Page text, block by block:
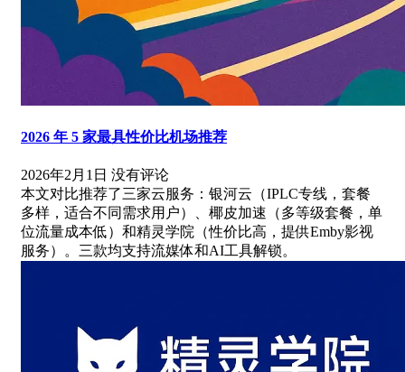
2026 年 5 家最具性价比机场推荐
2026年2月1日 没有评论
本文对比推荐了三家云服务：银河云（IPLC专线，套餐
多样，适合不同需求用户）、椰皮加速（多等级套餐，单
位流量成本低）和精灵学院（性价比高，提供Emby影视
服务）。三款均支持流媒体和AI工具解锁。